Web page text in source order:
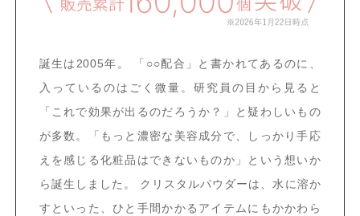
誕生は2005年。
「○○配合」と書かれてあるのに、
入っているのはごく微量。研究員の目から見ると
「これで効果が出るのだろうか？」と疑わしいもの
が多数。「もっと濃密な美容成分で、しっかり手応
えを感じる化粧品はできないものか」という想いか
ら誕生しました。 クリスタルパウダーは、水に溶か
すといった、ひと手間かかるアイテムにもかかわら